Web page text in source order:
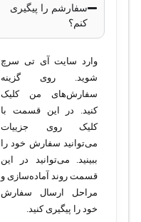
سفارشم را پیگیری
کنم؟
وارد سایت آی تی سرچ
شوید. روی گزینه
سفارش‌های من کلیک
کنید. در این قسمت با
کلیک روی جزییات
می‌توانید سفارش خود را
ببینید. می‌توانید در این
قسمت روند آماده‌سازی و
مراحل ارسال سفارش
خود را پیگیری کنید.